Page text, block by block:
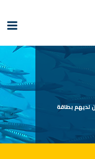
لديهم بطاقة